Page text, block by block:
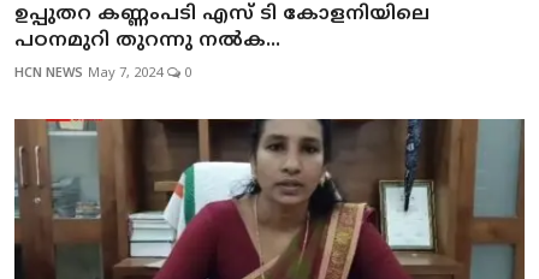
ഉപ്പുതറ കണ്ണംപടി എസ് ടി കോളനിയിലെ
പഠനമുറി തുറന്നു നല്‍ക...
HCN NEWS May 7, 2024 0